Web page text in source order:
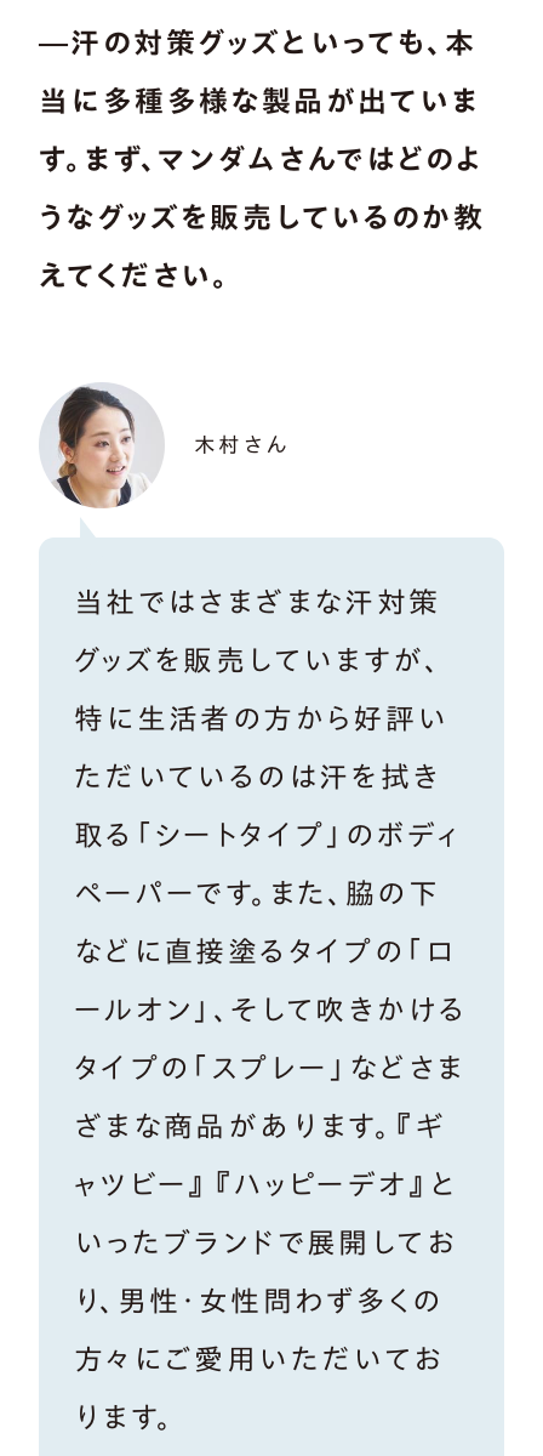
―汗の対策グッズといっても、本
当に多種多様な製品が出ていま
す。まず、マンダムさんではどのよ
うなグッズを販売しているのか教
えてください。
木村さん
当社ではさまざまな汗対策
グッズを販売していますが、
特に生活者の方から好評い
ただいているのは汗を拭き
取る「シートタイプ」のボディ
ペーパーです。また、脇の下
などに直接塗るタイプの「ロ
ールオン」、そして吹きかける
タイプの「スプレー」などさま
ざまな商品があります。『ギ
ャツビー』『ハッピーデオ』と
いったブランドで展開してお
り、男性・女性問わず多くの
方々にご愛用いただいてお
ります。